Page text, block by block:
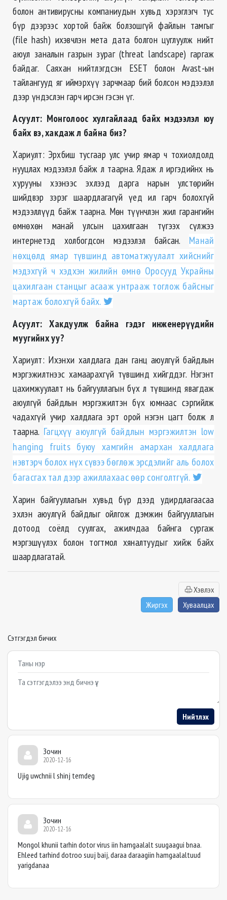
болон антивирусны компаниудын хувьд хэрэглэгч тус
бүр дээрээс хортой байж болзошгүй файлын тамгыг
(file hash) ихэвчлэн мета дата болгон цуглуулж нийт
аюул заналын газрын зураг (threat landscape) гаргаж
байдаг. Саяхан нийтлэгдсэн ESET болон Avast-ын
тайлангууд яг иймэрхүү зарчмаар бий болсон мэдээлэл
дээр үндэслэн гарч ирсэн гэсэн үг.
Асуулт: Монголоос хулгайлаад байх мэдээлэл юу
байх вэ, хакдаж л байна биз?
Хариулт: Эрхбиш тусгаар улс учир ямар ч тохиолдолд
нууцлах мэдээлэл байж л таарна. Ядаж л иргэдийнх нь
хурууны хээнээс эхлээд дарга нарын улстөрийн
шийдвэр зэрэг шаардлагагүй үед ил гарч болохгүй
мэдээллүүд байж таарна. Мөн түүнчлэн жил гарангийн
өмнөхөн манай улсын цахилгаан түгээх сүлжээ
интернетэд холбогдсон мэдээлэл байсан. Манай
нөхцөлд ямар түвшинд автоматжуулалт хийснийг
мэдэхгүй ч хэдхэн жилийн өмнө Оросууд Украйны
цахилгаан станцыг асааж унтрааж тоглож байсныг
мартаж болохгүй байх.
Асуулт: Хакдуулж байна гэдэг инженерүүдийн
муугийнх уу?
Хариулт: Ихэнхи халдлага дан ганц аюулгүй байдлын
мэргэжилтнээс хамаарахгүй түвшинд хийгддэг. Нэгэнт
цахимжуулалт нь байгууллагын бүх л түвшинд явагдаж
аюулгүй байдлын мэргэжилтэн бүх юмнаас сэргийлж
чадахгүй учир халдлага эрт орой нэгэн цагт болж л
таарна. Гагцхүү аюулгүй байдлын мэргэжилтэн low
hanging fruits буюу хамгийн амархан халдлага
нэвтэрч болох нүх сүвээ бөглөж эрсдэлийг аль болох
багасгах тал дээр ажиллахаас өөр сонголтгүй.
Харин байгууллагын хувьд бүр дээд удирдлагаасаа
эхлэн аюулгүй байдлыг ойлгож дэмжин байгууллагын
дотоод соёлд суулгах, ажилчдаа байнга сургаж
мэргэшүүлэх болон тогтмол хяналтуудыг хийж байх
шаардлагатай.
Хэвлэх
Жиргэх
Хуваалцах
Сэтгэгдэл бичих
Example textarea
Нийтлэх
Зочин
2020-12-16
Ujig uwchnii l shinj temdeg
Зочин
2020-12-16
Mongol khunii tarhin dotor virus iin hamgaalalt suugaagui bnaa.
Ehleed tarhind dotroo suuj baij, daraa daraagiin hamgaalaltuud
yarigdanaa